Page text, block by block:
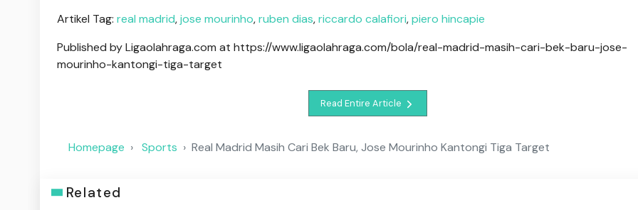
Artikel Tag: real madrid,jose mourinho,ruben dias,riccardo calafiori,piero hincapie
Published by Ligaolahraga.com at https://www.ligaolahraga.com/bola/real-madrid-masih-cari-bek-baru-jose-
mourinho-kantongi-tiga-target
Read Entire Article
Homepage Sports Real Madrid Masih Cari Bek Baru, Jose Mourinho Kantongi Tiga Target
Related